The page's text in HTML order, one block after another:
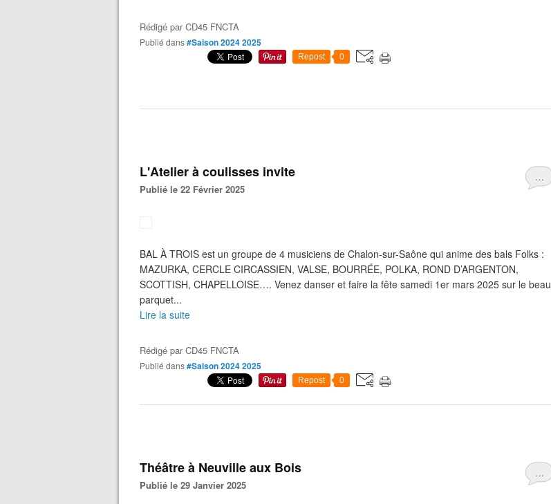
Rédigé parCD45 FNCTA
Publié dans#Saison 2024 2025
Repost 0
…
L'Atelier à coulisses invite
Publié le 22 Février 2025
BAL À TROIS est un groupe de 4 musiciens de Chalon-sur-Saône qui anime des bals Folks :
MAZURKA, CERCLE CIRCASSIEN, VALSE, BOURRÉE, POLKA, ROND D’ARGENTON,
SCOTTISH, CHAPELLOISE…. Venez danser et faire la fête samedi 1er mars 2025 sur le beau
parquet...
Lire la suite
Rédigé parCD45 FNCTA
Publié dans#Saison 2024 2025
Repost 0
…
Théâtre à Neuville aux Bois
Publié le 29 Janvier 2025